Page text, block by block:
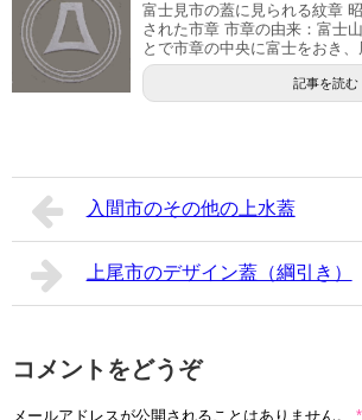
富士見市の蓋に見られる紋章
された市章 市章の由来：富士
とで市章の中央に富士をおき
記事を読む
入間市のその他の上水蓋
上尾市のデザイン蓋（綱引き）
コメントをどうぞ
メールアドレスが公開されることはありません。 *